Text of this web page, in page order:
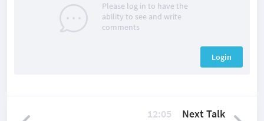
Please log in to have the
ability to see and write
comments
Login
12:05 Next Talk